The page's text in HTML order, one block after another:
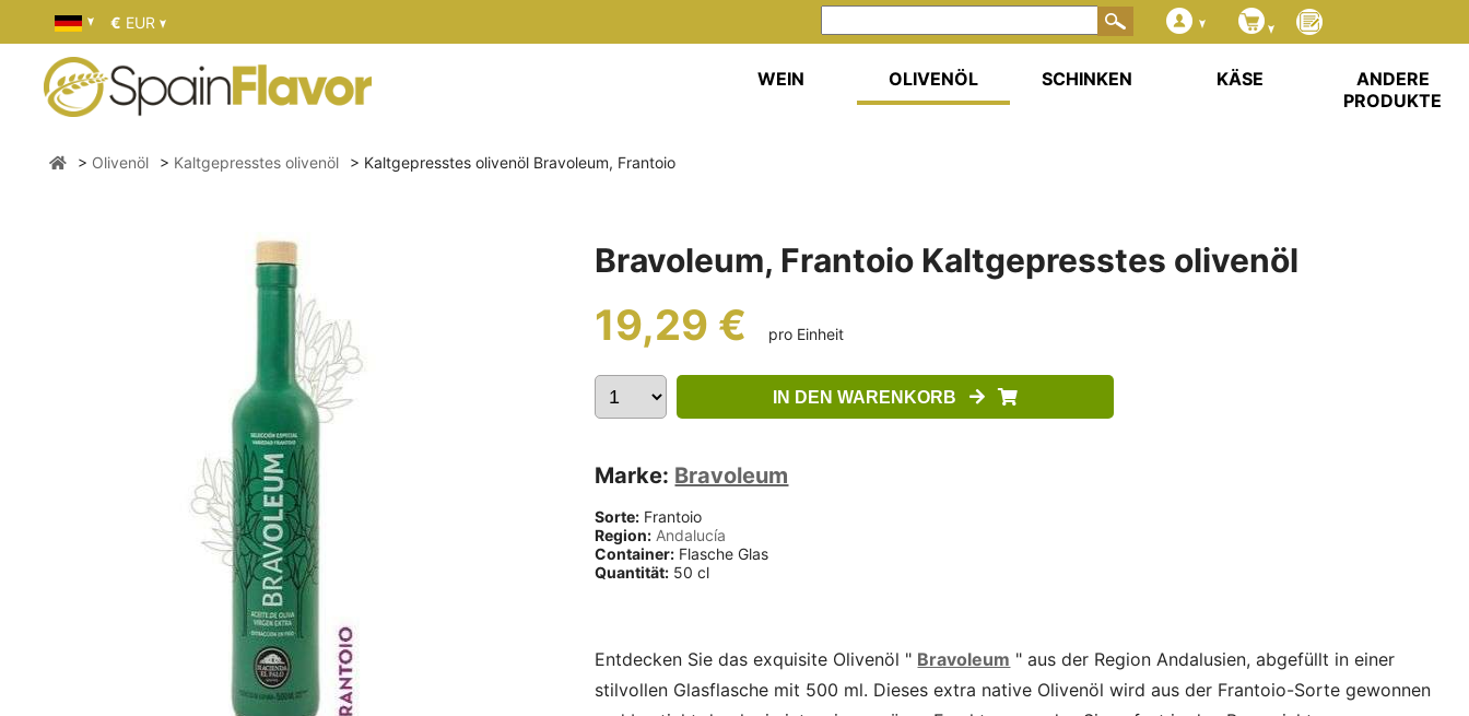
Bravoleum, Frantoio Kaltgepresstes olivenöl
19,29 € pro Einheit
IN DEN WARENKORB
Marke: Bravoleum
Sorte: Frantoio
Region: Andalucía
Container: Flasche Glas
Quantität: 50 cl
Entdecken Sie das exquisite Olivenöl " Bravoleum " aus der Region Andalusien, abgefüllt in einer
stilvollen Glasflasche mit 500 ml. Dieses extra native Olivenöl wird aus der Frantoio-Sorte gewonnen
€ EUR
WEIN OLIVENÖL SCHINKEN KÄSE
ANDERE
PRODUKTE
Olivenöl Kaltgepresstes olivenöl Kaltgepresstes olivenöl Bravoleum, Frantoio